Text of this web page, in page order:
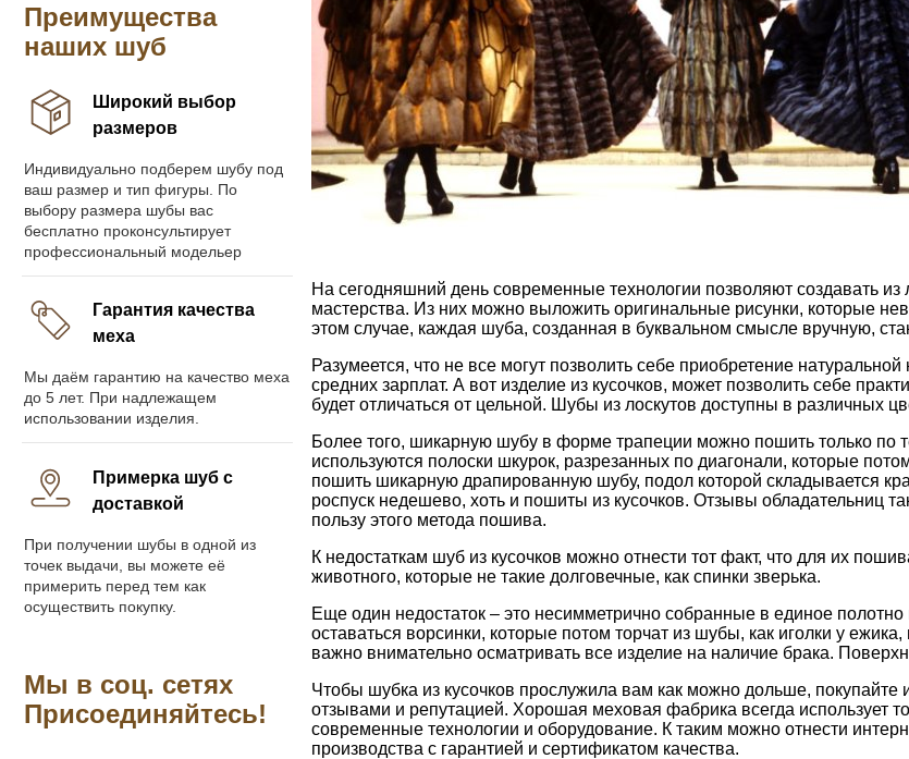
На сегодняшний день современные технологии позволяют создавать
мастерства. Из них можно выложить оригинальные рисунки, которые
этом случае, каждая шуба, созданная в буквальном смысле вручную,
Разумеется, что не все могут позволить себе приобретение
средних зарплат. А вот изделие из кусочков, может позволить себе
будет отличаться от цельной. Шубы из лоскутов доступны в различных
Более того, шикарную шубу в форме трапеции можно пошить только по
используются полоски шкурок, разрезанных по диагонали, которые
пошить шикарную драпированную шубу, подол которой складывается
роспуск недешево, хоть и пошиты из кусочков. Отзывы обладательниц
пользу этого метода пошива.
К недостаткам шуб из кусочков можно отнести тот факт, что для их
животного, которые не такие долговечные, как спинки зверька.
Еще один недостаток – это несимметрично собранные в единое
оставаться ворсинки, которые потом торчат из шубы, как иголки у
важно внимательно осматривать все изделие на наличие брака.
Чтобы шубка из кусочков прослужила вам как можно дольше, покупайте
отзывами и репутацией. Хорошая меховая фабрика всегда использует
современные технологии и оборудование. К таким можно отнести
производства с гарантией и сертификатом качества.
Преимущества
наших шуб
Широкий выбор
размеров
Индивидуально подберем шубу под
ваш размер и тип фигуры. По
выбору размера шубы вас
бесплатно проконсультирует
профессиональный модельер
Гарантия качества
меха
Мы даём гарантию на качество меха
до 5 лет. При надлежащем
использовании изделия.
Примерка шуб с
доставкой
При получении шубы в одной из
точек выдачи, вы можете её
примерить перед тем как
осуществить покупку.
Мы в соц. сетях
Присоединяйтесь!